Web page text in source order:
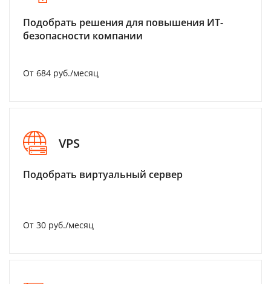
Подобрать решения для повышения ИТ-
безопасности компании
От 684 руб./месяц
VPS
Подобрать виртуальный сервер
От 30 руб./месяц